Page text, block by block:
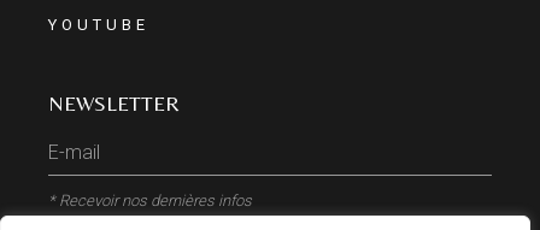
YOUTUBE
NEWSLETTER
* Recevoir nos dernières infos